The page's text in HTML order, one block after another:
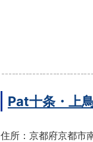
Pat十条・上
住所：京都府京都市